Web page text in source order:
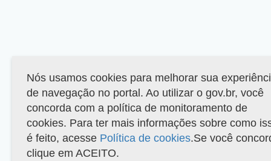
Nós usamos cookies para melhorar sua
de navegação no portal. Ao utilizar o gov.br, você
concorda com a política de monitoramento de
cookies. Para ter mais informações sobre como
é feito, acesse Política de cookies.Se você
clique em ACEITO.